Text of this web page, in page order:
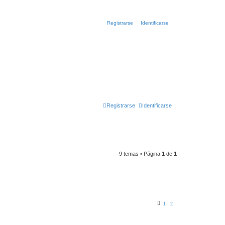
Identificarse
Registrarse
Identificarse
Registrarse
9 temas • Página 1 de 1
1 2